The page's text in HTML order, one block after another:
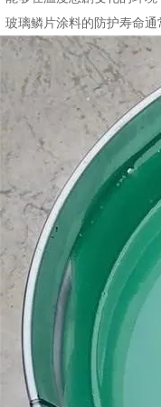
玻璃鳞片涂料的防护寿命